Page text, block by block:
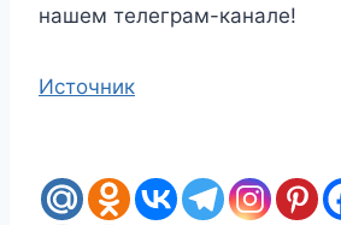
нашем телеграм-канале!
Источник